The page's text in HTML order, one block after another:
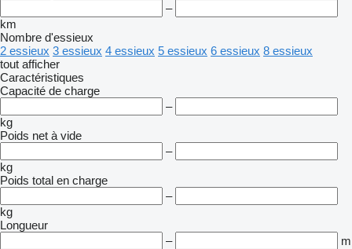
–
km
Nombre d'essieux
2 essieux 3 essieux 4 essieux 5 essieux 6 essieux 8 essieux
tout afficher
Caractéristiques
Capacité de charge
–
kg
Poids net à vide
–
kg
Poids total en charge
–
kg
Longueur
–
m